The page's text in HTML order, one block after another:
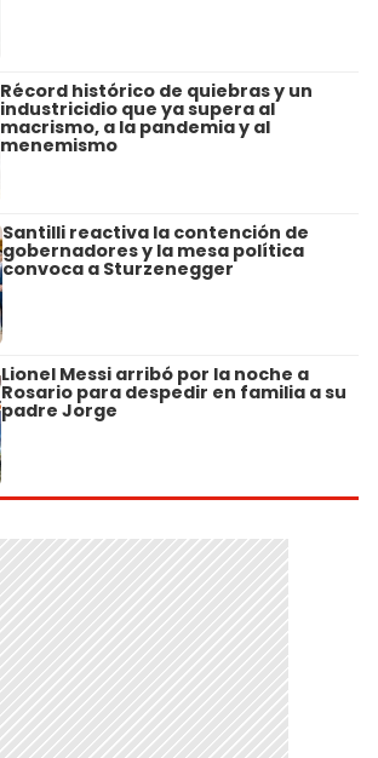
Récord histórico de quiebras y un
industricidio que ya supera al
macrismo, a la pandemia y al
menemismo
Santilli reactiva la contención de
gobernadores y la mesa política
convoca a Sturzenegger
Lionel Messi arribó por la noche a
Rosario para despedir en familia a su
padre Jorge